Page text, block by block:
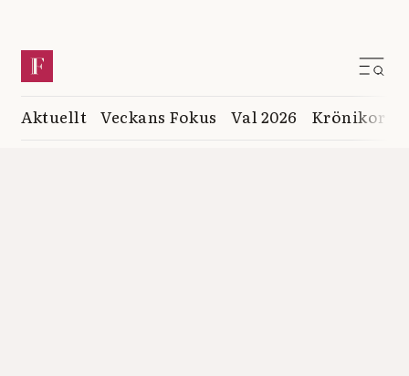
Aktuellt Veckans Fokus Val 2026 Krönikor